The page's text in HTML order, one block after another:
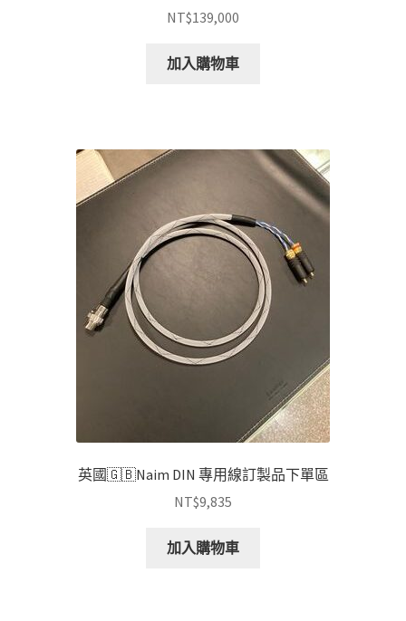
NT$139,000
加入購物車
英國🇬🇧Naim DIN 專用線訂製品下單區
NT$9,835
加入購物車